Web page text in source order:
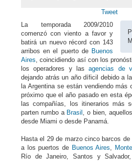
Tweet
La temporada 2009/2010
comenzó con viento a favor y
batirá un nuevo récord con 143
arribos en el puerto de Buenos
Aires, coincidiendo así con los
los operadores y lasagencias de
dejando atrás un año díficil debido a
la Argentina se están vendiendo más
próximo que el año pasado en esta
las compañías, los itinerarios más
parten rumbo a Brasil , o bien,
desde Miami o desde Panamá.
Hasta el 29 de marzo cinco barcos de
a los puertos de Buenos Aires,
Río de Janeiro, Santos y